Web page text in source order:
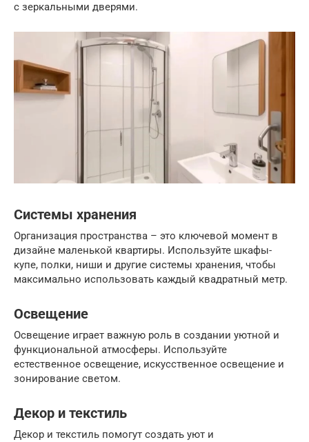
с зеркальными дверями.
Системы хранения
Организация пространства – это ключевой момент в
дизайне маленькой квартиры. Используйте шкафы-
купе, полки, ниши и другие системы хранения, чтобы
максимально использовать каждый квадратный метр.
Освещение
Освещение играет важную роль в создании уютной и
функциональной атмосферы. Используйте
естественное освещение, искусственное освещение и
зонирование светом.
Декор и текстиль
Декор и текстиль помогут создать уют и